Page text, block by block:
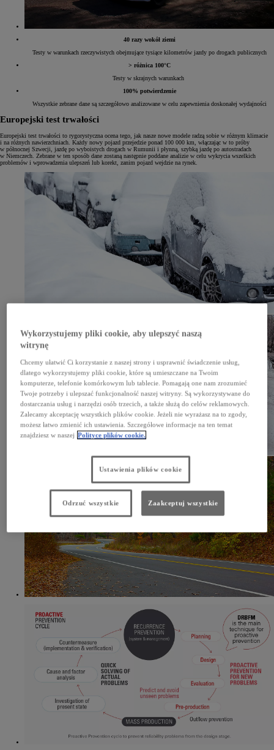
40 razy wokół ziemi
Testy w warunkach rzeczywistych obejmujące tysiące kilometrów jazdy po drogach publicznych
> różnica 100°C
Testy w skrajnych warunkach
100% potwierdzenie
Wszystkie zebrane dane są szczegółowo analizowane w celu zapewnienia doskonałej wydajności
Europejski test trwałości
Europejski test trwałości to rygorystyczna ocena tego, jak nasze nowe modele radzą sobie w różnym klimacie
i na różnych nawierzchniach. Każdy nowy pojazd przejedzie ponad 100 000 km, włączając w to próby
w północnej Szwecji, jazdę po wyboistych drogach w Rumunii i płynną, szybką jazdę po autostradach
w Niemczech. Zebrane w ten sposób dane zostaną następnie poddane analizie w celu wykrycia wszelkich
problemów i wprowadzenia ulepszeń lub korekt, zanim pojazd wejdzie na rynek.
Wykorzystujemy pliki cookie, aby ulepszyć naszą
witrynę
Chcemy ułatwić Ci korzystanie z naszej strony i usprawnić świadczenie usług,
dlatego wykorzystujemy pliki cookie, które są umieszczane na Twoim
komputerze, telefonie komórkowym lub tablecie. Pomagają one nam zrozumieć
Twoje potrzeby i ulepszać funkcjonalność naszej witryny. Są wykorzystywane do
dostarczania usług i narzędzi osób trzecich, a także służą do celów reklamowych.
Zalecamy akceptację wszystkich plików cookie. Jeżeli nie wyrażasz na to zgody,
możesz łatwo zmienić ich ustawienia. Szczegółowe informacje na ten temat
znajdziesz w naszej Polityce plików cookie.
Ustawienia plików cookie
Odrzuć wszystkie Zaakceptuj wszystkie